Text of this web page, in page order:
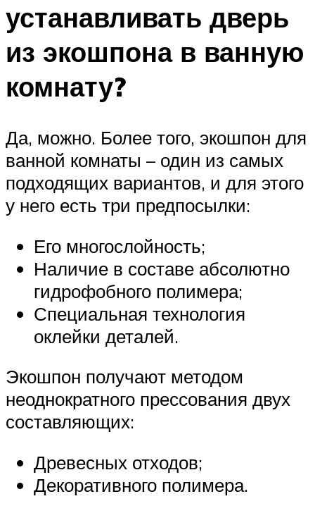
устанавливать дверь
из экошпона в ванную
комнату?
Да, можно. Более того, экошпон для
ванной комнаты – один из самых
подходящих вариантов, и для этого
у него есть три предпосылки:
Его многослойность;
Наличие в составе абсолютно
гидрофобного полимера;
Специальная технология
оклейки деталей.
Экошпон получают методом
неоднократного прессования двух
составляющих:
Древесных отходов;
Декоративного полимера.